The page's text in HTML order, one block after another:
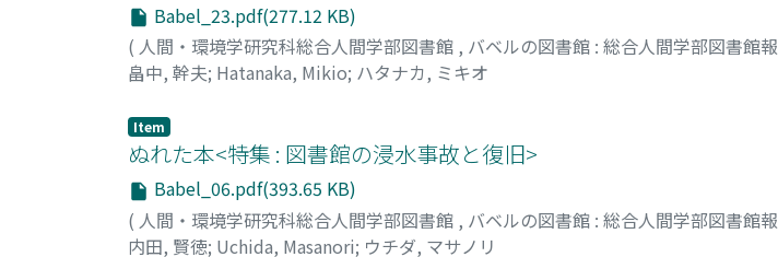
Babel_23.pdf(277.12 KB)
( 人間・環境学研究科総合人間学部図書館 , バベルの図書館 : 総合人間学部図書館報
畠中, 幹夫; Hatanaka, Mikio; ハタナカ, ミキオ
Item
ぬれた本<特集 : 図書館の浸水事故と復旧>
Babel_06.pdf(393.65 KB)
( 人間・環境学研究科総合人間学部図書館 , バベルの図書館 : 総合人間学部図書館報
内田, 賢徳; Uchida, Masanori; ウチダ, マサノリ